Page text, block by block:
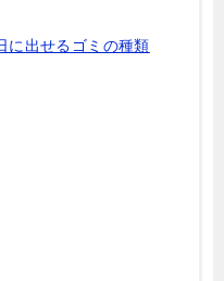
に出せるゴミの種類